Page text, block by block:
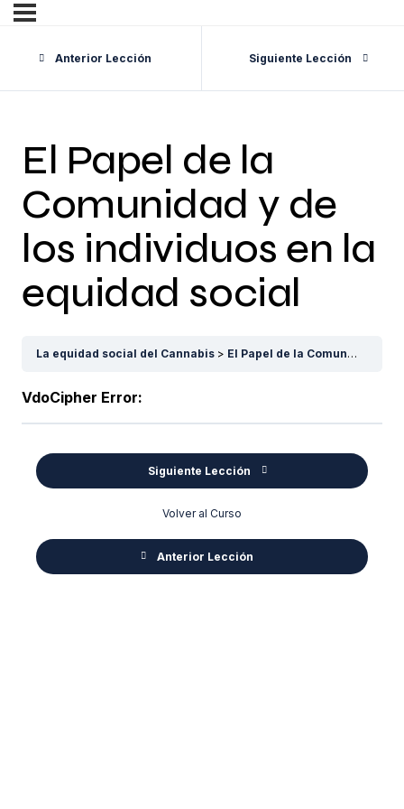
Anterior Lección Siguiente Lección
El Papel de la
Comunidad y de
los individuos en la
equidad social
La equidad social del Cannabis El Papel de la Comunidad y de los individuos en la equidad social
VdoCipher Error:
Anterior Lección
Volver al Curso
Siguiente Lección